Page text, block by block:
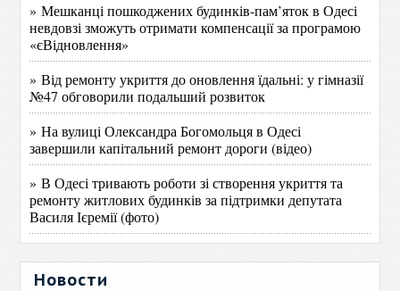
» Мешканці пошкоджених будинків-пам’яток в Одесі
невдовзі зможуть отримати компенсації за програмою
«єВідновлення»
» Від ремонту укриття до оновлення їдальні: у гімназії
№47 обговорили подальший розвиток
» На вулиці Олександра Богомольця в Одесі
завершили капітальний ремонт дороги (відео)
» В Одесі тривають роботи зі створення укриття та
ремонту житлових будинків за підтримки депутата
Василя Ієремії (фото)
Новости